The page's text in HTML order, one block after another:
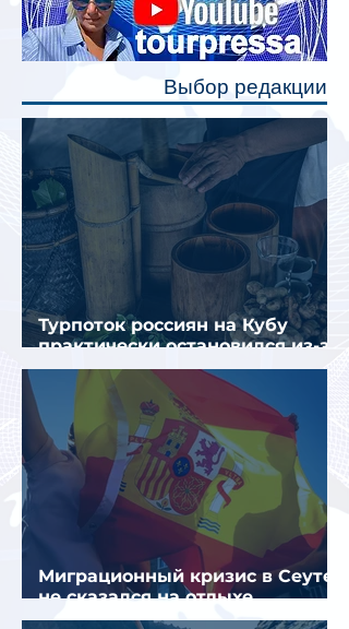
каждого спального места. Они
позволят пассажирам закрыть свою
полку во время сна или отдыха,
Выбор редакции
Турпоток россиян на Кубу
практически остановился из-за
отсутствия прямых рейсов
Миграционный кризис в Сеуте
не сказался на отдыхе
российских туристов в Испании